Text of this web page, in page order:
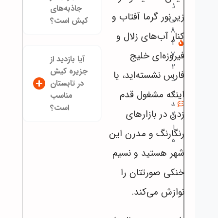
ئ
ی
8
2
7
2
د
ی
د
گ
ا
ه
زیر نور گرما آفتاب و
کنار آب‌های زلال و
فیروزه‌ای خلیج
فارس نشسته‌اید، یا
اینکه مشغول قدم
زدن در بازارهای
رنگارنگ و مدرن این
شهر هستید و نسیم
خنکی صورتتان را
نوازش می‌کند.
جاذبه‌های
کیش است؟
آیا بازدید از
جزیره کیش
در تابستان
مناسب
است؟